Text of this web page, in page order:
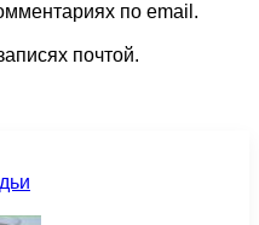
по email.
почтой.